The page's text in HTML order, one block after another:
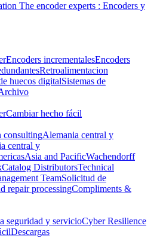
The encoder experts : Encoders y
Encoders incrementalesEncoders
Retroalimentacion
huecos digitalSistemas de
Cambiar hecho fácil
consultingAlemania central y
central y
Asia and PacificWachendorff
Catalog DistributorsTechnical
TeamSolicitud de
repair processingCompliments &
seguridad y servicioCyber Resilience
Descargas